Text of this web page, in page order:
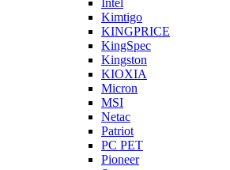
Intel
Kimtigo
KINGPRICE
KingSpec
Kingston
KIOXIA
Micron
MSI
Netac
Patriot
PC PET
Pioneer